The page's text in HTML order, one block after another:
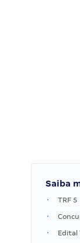
Saiba
TRF 5
Edital